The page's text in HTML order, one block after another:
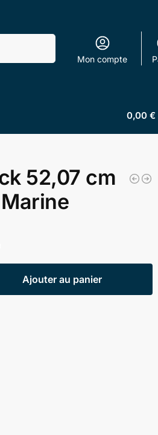
Mon compte
0,00€
52,07 cm
Ajouter au panier